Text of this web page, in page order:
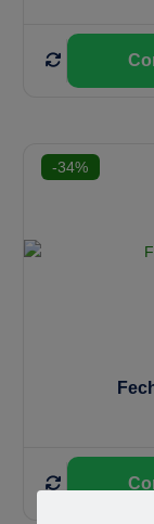
-34%